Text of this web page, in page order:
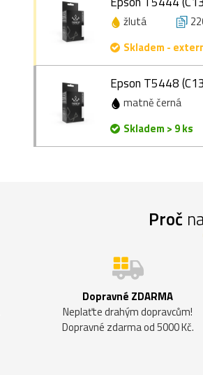
žlutá
Skladem -
Epson T5448
matně černá
Skladem > 9 ks
Proč
Dopravné ZDARMA
Neplaťte drahým dopravcům!
Dopravné zdarma od 5000 Kč.